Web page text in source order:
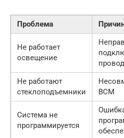
Проблема
Не работает
освещение
Не работают
стеклоподъемники
BCM
Система не
программируется